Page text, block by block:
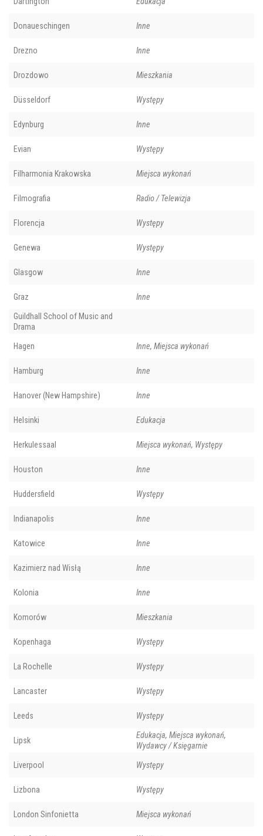
Donaueschingen Inne
Drezno Inne
Drozdowo Mieszkania
Düsseldorf Występy
Edynburg Inne
Evian Występy
Filharmonia Krakowska Miejsca wykonań
Filmografia Radio / Telewizja
Florencja Występy
Genewa Występy
Glasgow Inne
Graz Inne
Guildhall School of Music and
Drama
Hagen Inne, Miejsca wykonań
Hamburg Inne
Hanover (New Hampshire) Inne
Helsinki Edukacja
Herkulessaal Miejsca wykonań, Występy
Houston Inne
Huddersfield Występy
Indianapolis Inne
Katowice Inne
Kazimierz nad Wisłą Inne
Kolonia Inne
Komorów Mieszkania
Kopenhaga Występy
La Rochelle Występy
Lancaster Występy
Leeds Występy
Lipsk
Edukacja, Miejsca wykonań,
Wydawcy / Księgarnie
Liverpool Występy
Lizbona Występy
London Sinfonietta Miejsca wykonań